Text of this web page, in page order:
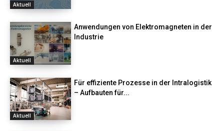
Aktuell
Aktuell
Anwendungen von Elektromagneten in der
Industrie
Aktuell
Für effiziente Prozesse in der Intralogistik
– Aufbauten für...